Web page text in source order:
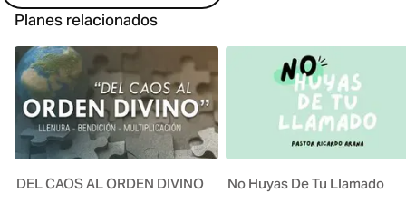
Planes relacionados
DEL CAOS AL ORDEN DIVINO No Huyas De Tu Llamado